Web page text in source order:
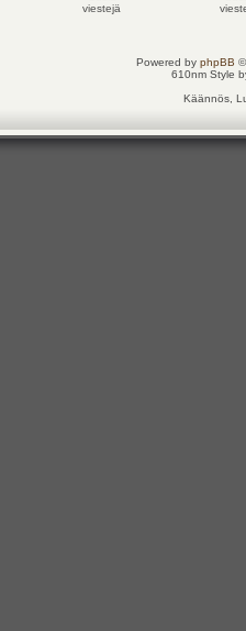
Powered by phpBB
610nm Style
Käännös,